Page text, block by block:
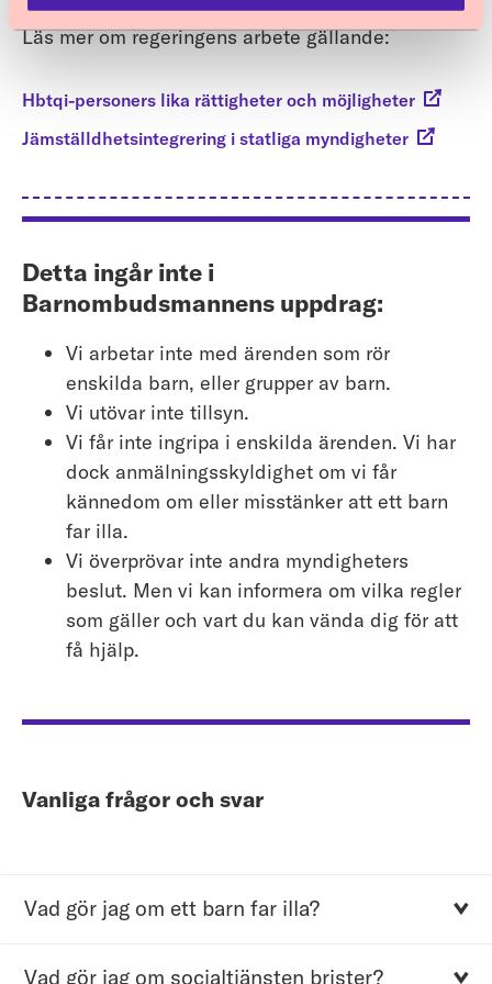
Läs mer om regeringens arbete gällande:
Hbtqi-personers lika rättigheter och möjligheter
Jämställdhetsintegrering i statliga myndigheter
Detta ingår inte i
Barnombudsmannens uppdrag:
Vi arbetar inte med ärenden som rör
enskilda barn, eller grupper av barn.
Vi utövar inte tillsyn.
Vi får inte ingripa i enskilda ärenden. Vi har
dock anmälningsskyldighet om vi får
kännedom om eller misstänker att ett barn
far illa.
Vi överprövar inte andra myndigheters
beslut. Men vi kan informera om vilka regler
som gäller och vart du kan vända dig för att
få hjälp.
Vanliga frågor och svar
Vad gör jag om ett barn far illa?
exempel att det misshandlas i hemmet, bör du
Vad gör jag om socialtjänsten brister?